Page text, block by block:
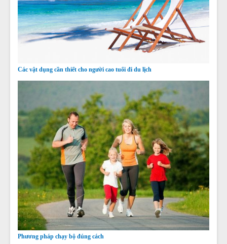
Các vật dụng cần thiết cho người cao tuổi đi du lịch
Phương pháp chạy bộ đúng cách